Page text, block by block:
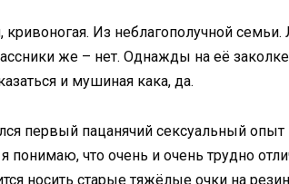
кривоногая. Из неблагополучной семьи.
же – нет. Однажды на её
и мушиная кака, да.
первый пацанячий сексуальный
понимаю, что очень и очень трудно
носить старые тяжёлые очки на